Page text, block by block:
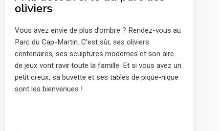
oliviers
Vous avez envie de plus d’ombre ? Rendez-vous au
Parc du Cap-Martin. C’est sûr, ses oliviers
centenaires, ses sculptures modernes et son aire
de jeux vont ravir toute la famille. Et si vous avez un
petit creux, sa buvette et ses tables de pique-nique
sont les bienvenues !